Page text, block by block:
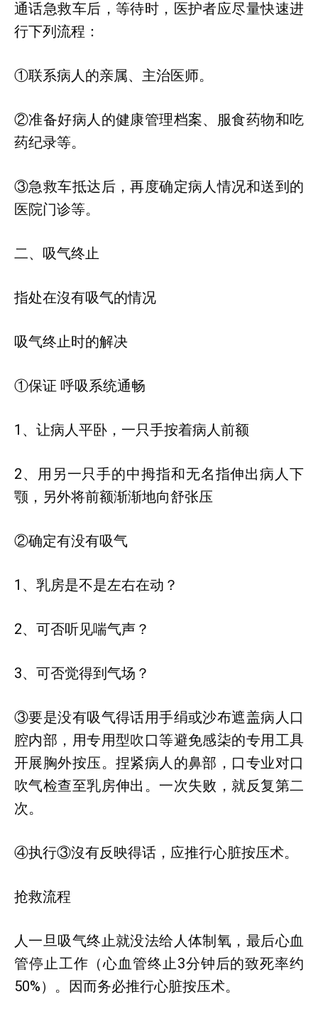
通话急救车后，等待时，医护者应尽量快速进
行下列流程：
①联系病人的亲属、主治医师。
②准备好病人的健康管理档案、服食药物和吃
药纪录等。
③急救车抵达后，再度确定病人情况和送到的
医院门诊等。
二、吸气终止
指处在沒有吸气的情况
吸气终止时的解决
①保证 呼吸系统通畅
1、让病人平卧，一只手按着病人前额
2、用另一只手的中拇指和无名指伸出病人下
颚，另外将前额渐渐地向舒张压
②确定有没有吸气
1、乳房是不是左右在动？
2、可否听见喘气声？
3、可否觉得到气场？
③要是没有吸气得话用手绢或沙布遮盖病人口
腔内部，用专用型吹口等避免感柒的专用工具
开展胸外按压。捏紧病人的鼻部，口专业对口
吹气检查至乳房伸出。一次失败，就反复第二
次。
④执行③沒有反映得话，应推行心脏按压术。
抢救流程
人一旦吸气终止就没法给人体制氧，最后心血
管停止工作（心血管终止3分钟后的致死率约
50%）。因而务必推行心脏按压术。